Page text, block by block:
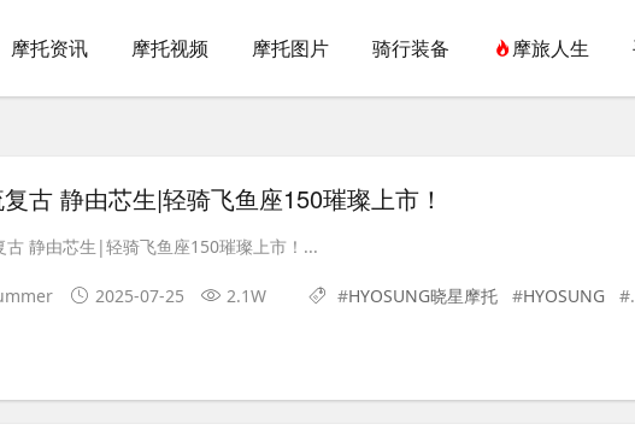
摩托资讯 摩托视频 摩托图片 骑行装备 摩旅人生
古 静由芯生|轻骑飞鱼座150璀璨上市！
古 静由芯生|轻骑飞鱼座150璀璨上市！...
2025-07-25 2.1W #HYOSUNG晓星摩托 #HYOSUNG #